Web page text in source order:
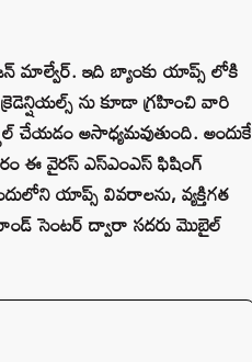
మాల్వేర్. ఇది బ్యాంకు యాప్స్ లోకి
ను కూడా గ్రహించి వారి
చేయడం అసాధ్యమవుతుంది. అందుకే
ఈ వైరస్ ఎస్ఎంఎస్ ఫిషింగ్
యాప్స్ వివరాలను, వ్యక్తిగత
సెంటర్ ద్వారా సదరు మొబైల్